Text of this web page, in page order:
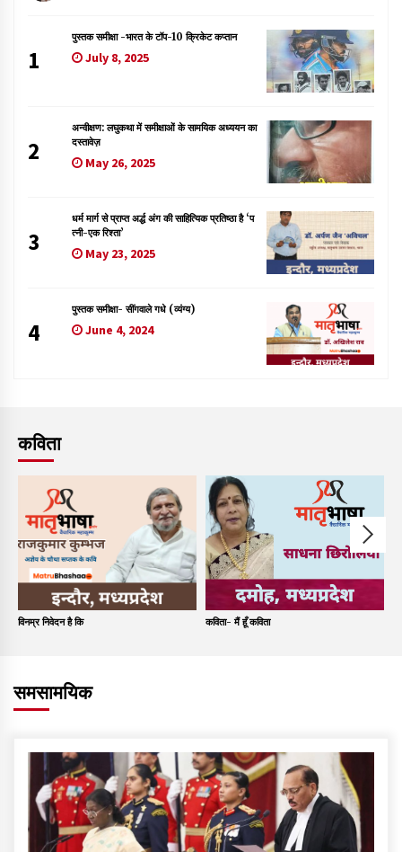
1
पुस्तक समीक्षा -भारत के टॉप-10 क्रिकेट कप्तान
July 8, 2025
2
अन्वीक्षण: लघुकथा में समीक्षाओं के सामयिक अध्ययन का
दस्तावेज़
May 26, 2025
3
धर्म मार्ग से प्राप्त अर्द्ध अंग की साहित्यिक प्रतिष्ठा है ‘प
त्नी-एक रिश्ता’
May 23, 2025
4
पुस्तक समीक्षा- सींगवाले गधे (व्यंग्य)
June 4, 2024
कविता
विनम्र निवेदन है कि कविता- मैं हूँ कविता
समसामयिक